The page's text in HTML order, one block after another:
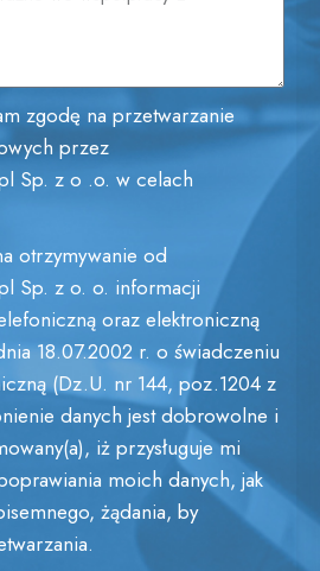
zgodę na przetwarzanie
przez
Sp. z o .o. w celach
otrzymywanie od
Sp. z o. o. informacji
oraz elektroniczną
18.07.2002 r. o świadczeniu
(Dz.U. nr 144, poz.1204 z
danych jest dobrowolne i
iż przysługuje mi
moich danych, jak
żądania, by